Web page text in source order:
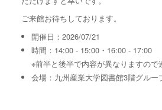
ご来館お待ちしております。
開催日：2026/07/21
時間：14:00 - 15:00・16:00 - 17:00
※前半と後半で内容が異なりますので
会場：九州産業大学図書館3階グルー